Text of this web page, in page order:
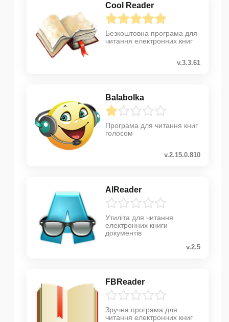
Cool Reader
Безкоштовна програма для
читання електронних книг
v.3.3.61
Balabolka
Програма для читання книг
голосом
v.2.15.0.810
AlReader
Утиліта для читання
електронних книги
документів
v.2.5
FBReader
Зручна програма для
читання електронних книг